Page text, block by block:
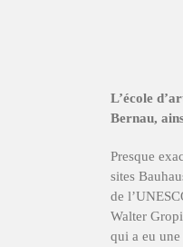
L’école
Bernau,
Presque
sites
de
Walter
qui a eu